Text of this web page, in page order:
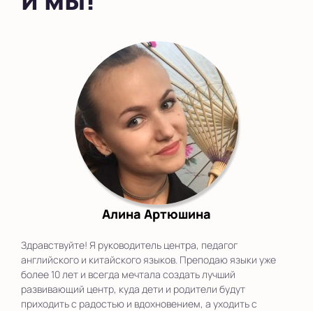
Показать на карте
Алина Артюшина
Здравствуйте! Я руководитель центра, педагог
английского и китайского языков. Преподаю языки уже
более 10 лет и всегда мечтала создать лучший
развивающий центр, куда дети и родители будут
приходить с радостью и вдохновением, а уходить с